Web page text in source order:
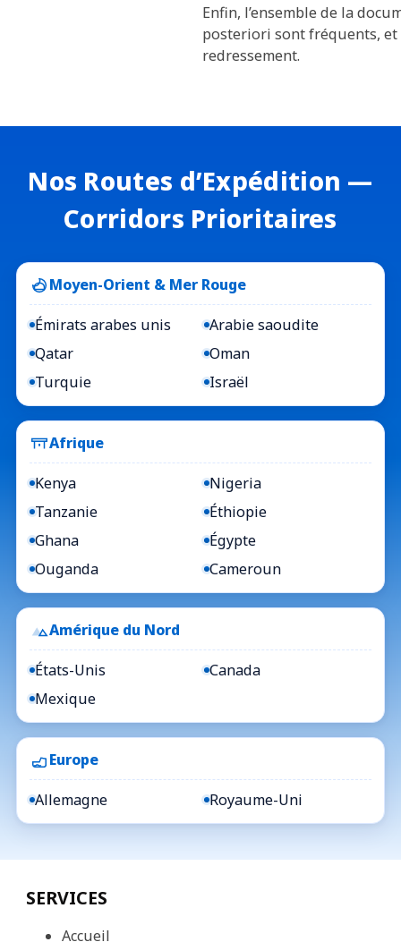
Enfin, l’ensemble de la
posteriori sont fréquents,
redressement.
Nos Routes d’Expédition —
Corridors Prioritaires
Moyen-Orient & Mer Rouge
Émirats arabes unis
Arabie saoudite
Qatar
Oman
Turquie
Israël
Afrique
Kenya
Nigeria
Tanzanie
Éthiopie
Ghana
Égypte
Ouganda
Cameroun
Amérique du Nord
États-Unis
Canada
Mexique
Europe
Allemagne Royaume-Uni
SERVICES
Accueil